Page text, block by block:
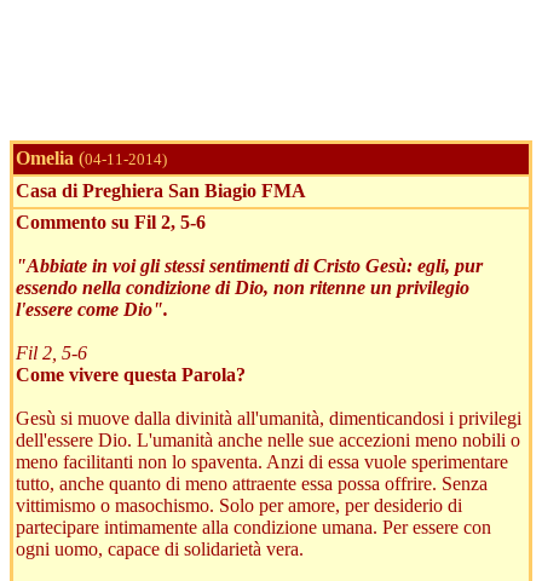
Omelia (04-11-2014)
Casa di Preghiera San Biagio FMA
Commento su Fil 2, 5-6
"Abbiate in voi gli stessi sentimenti di Cristo Gesù: egli, pur
essendo nella condizione di Dio, non ritenne un privilegio
l'essere come Dio".
Fil 2, 5-6
Come vivere questa Parola?
Gesù si muove dalla divinità all'umanità, dimenticandosi i privilegi
dell'essere Dio. L'umanità anche nelle sue accezioni meno nobili o
meno facilitanti non lo spaventa. Anzi di essa vuole sperimentare
tutto, anche quanto di meno attraente essa possa offrire. Senza
vittimismo o masochismo. Solo per amore, per desiderio di
partecipare intimamente alla condizione umana. Per essere con
ogni uomo, capace di solidarietà vera.